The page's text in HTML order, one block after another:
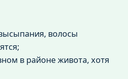
волосы
в районе живота, хотя